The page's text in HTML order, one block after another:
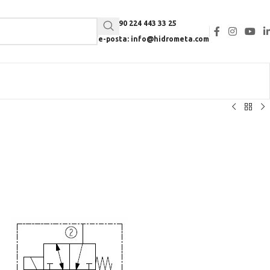
Tel: +90 224 443 33 25
e-posta: info@hidrometa.com